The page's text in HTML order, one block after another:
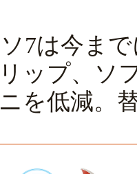
7は今ま
ップ、ソ
を低減。